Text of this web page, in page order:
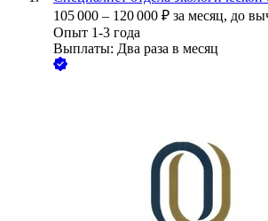
105 000 – 120 000 ₽ за месяц, до
Опыт 1-3 года
Выплаты: Два раза в месяц